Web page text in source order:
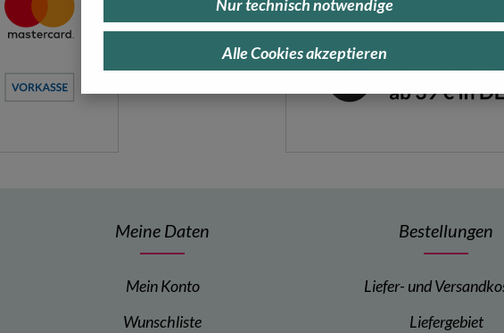
Meine Daten
Mein Konto
Wunschliste
Bestellungen
Liefer- und
Liefergebiet
Alle Cookies akzeptieren
Nur technisch notwendige